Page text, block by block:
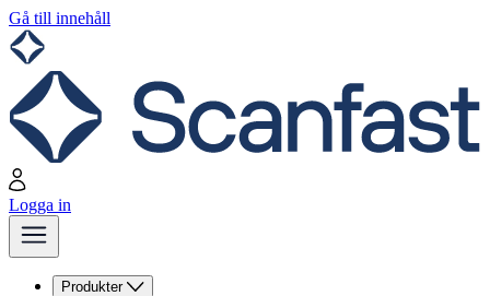
Gå till innehåll
Logga in
Produkter